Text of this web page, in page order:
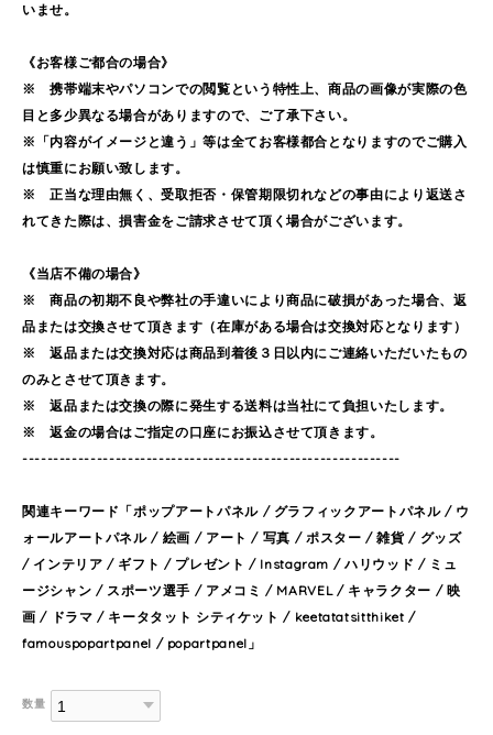
いませ。
《お客様ご都合の場合》
※ 携帯端末やパソコンでの閲覧という特性上、商品の画像が実際の色
目と多少異なる場合がありますので、ご了承下さい。
※「内容がイメージと違う」等は全てお客様都合となりますのでご購入
は慎重にお願い致します。
※ 正当な理由無く、受取拒否・保管期限切れなどの事由により返送さ
れてきた際は、損害金をご請求させて頂く場合がございます。
《当店不備の場合》
※ 商品の初期不良や弊社の手違いにより商品に破損があった場合、返
品または交換させて頂きます（在庫がある場合は交換対応となります）
※ 返品または交換対応は商品到着後３日以内にご連絡いただいたもの
のみとさせて頂きます。
※ 返品または交換の際に発生する送料は当社にて負担いたします。
※ 返金の場合はご指定の口座にお振込させて頂きます。
-------------------------------------------------------------
関連キーワード「ポップアートパネル / グラフィックアートパネル / ウ
ォールアートパネル / 絵画 / アート / 写真 / ポスター / 雑貨 / グッズ
/ インテリア / ギフト / プレゼント / Instagram / ハリウッド / ミュ
ージシャン / スポーツ選手 / アメコミ / MARVEL / キャラクター / 映
画 / ドラマ / キータタット シティケット / keetatatsitthiket /
famouspopartpanel / popartpanel」
数量